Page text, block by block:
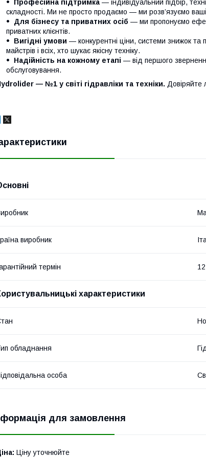
Професійна підтримка — індивідуальний підбір,
складності. Ми не просто продаємо — ми розв’язуємо
Для бізнесу та приватних осіб — ми пропонуємо
приватних клієнтів.
Вигідні умови — конкурентні ціни, системи знижок та
майстрів і всіх, хто шукає якісну техніку.
Надійність на кожному етапі — від першого
обслуговування.
— №1 у світі гідравліки та техніки. Довіряйте
виробник
термін
характеристики
обладнання
особа
для замовлення
Ціну уточнюйте